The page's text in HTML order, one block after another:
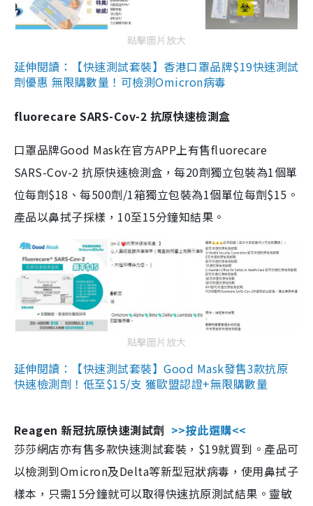
點擊圖片放大
延伸閱讀：【快速測試套裝】香港口罩品牌$19快速測試
劑優惠 無限購數量！可檢測Omicron病毒
fluorecare SARS-Cov-2 抗原快速檢測盒
口罩品牌Good Mask在官方APP上有售fluorecare
SARS-Cov-2 抗原快速檢測盒，每20劑獨立包裝為1個單
位每劑$18、每500劑/1箱獨立包裝為1個單位每劑$15。
產品以鼻拭子採樣，10至15分鐘知結果。
點擊圖片放大
延伸閱讀：【快速測試套裝】Good Mask發售3款抗原
快速檢測劑！低至$15/支 獲歐盟認證+無限購數量
Reagen 新冠抗原快速測試劑 >>按此選購<<
莎莎網店亦有售多款快速測試套裝，$19就買到。產品可
以檢測到Omicron及Delta等新型冠狀病毒，使用鼻拭子
樣本，只需15分鐘就可以取得快速抗原測試結果。靈敏